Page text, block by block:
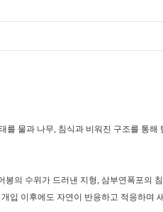
를 물과 나무, 침식과 비워진 구조를 통해
봉의 수위가 드러낸 지형, 삼부연폭포의
개입 이후에도 자연이 반응하고 적응하며